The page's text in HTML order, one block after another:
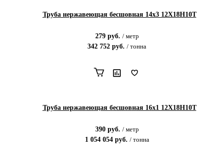
Труба нержавеющая бесшовная 14х3 12Х18Н10Т
279руб. / метр
342 752 руб. / тонна
Труба нержавеющая бесшовная 16х1 12Х18Н10Т
390руб. / метр
1 054 054руб. / тонна